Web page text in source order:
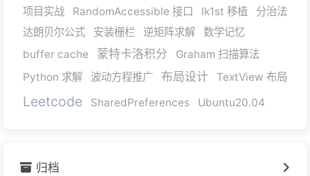
项目实战 RandomAccessible 接口 lk1st 移植
分治法
达朗贝尔公式
安装栅栏 逆矩阵求解
数学记忆
buffer cache
蒙特卡洛积分
Graham 扫描算法
Python 求解
波动方程推广 布局设计 TextView 布局
Leetcode SharedPreferences Ubuntu20.04
归档